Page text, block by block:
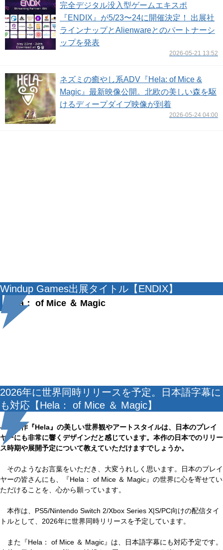
完全デジタル没入型ゲームエキスポ
『ENDIX』が5/23〜24に開催決定！ 出展社
ラインナップとAlienwareとのパートナーシ
ップを発表
2026-05-21 13:52
ネズミの癒やし系ADV『Hela: of Mice &
Magic』最新映像公開。北欧の美しい森を駆
けるディープダイブ映像が到着
2026-05-24 04:00
Windup Games出展タイトル【ENDIX】
Hela： of Mice ＆ Magic
2026年に世界同時リリースを予定。日本語字幕に
も対応【Hela： of Mice ＆ Magic】
――新作『Hela』の美しい世界観やアートスタイルは、日本のプレイ
ヤーにも非常に響くデザインだと感じています。本作の日本でのリリー
ス時期や展開予定について教えていただけますでしょうか。
そのようなお言葉をいただき、大変うれしく思います。日本のプレイ
ヤーの皆さんにも、『Hela： of Mice ＆ Magic』の世界に心を寄せてい
ただけることを、心から願っています。
本作は、PS5/Nintendo Switch 2/Xbox Series X|S/PC向けの配信タイ
トルとして、2026年に世界同時リリースを予定しています。
また『Hela： of Mice ＆ Magic』は、日本語字幕にも対応予定です。